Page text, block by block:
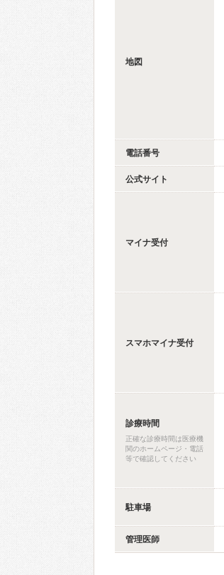
地図
電話番号
公式サイト
マイナ受付
スマホマイナ受付
診療時間
正確な診療時間は医療機
関のホームページ・電話
等で確認してください
駐車場
管理医師